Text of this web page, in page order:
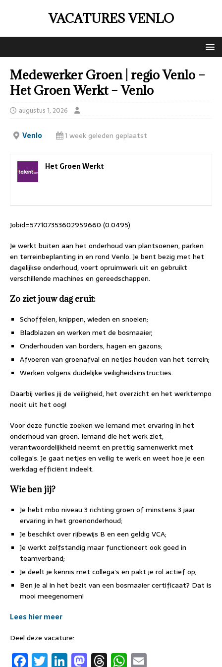
VACATURES VENLO
Medewerker Groen | regio Venlo –
Het Groen Werkt – Venlo
augustus 1, 2026
Venlo 1 week geleden geplaatst
Het Groen Werkt
Jobid=577107353602959660 (0.0495)
Je werkt buiten aan het onderhoud van plantsoenen, parken
en terreinbeplanting in en rond Venlo. Je bent bezig met het
dagelijkse onderhoud, voert opruimwerk uit en gebruikt
verschillende machines en gereedschappen.
Zo ziet jouw dag eruit:
Schoffelen, knippen, wieden en snoeien;
Bladblazen en werken met de bosmaaier;
Onderhouden van borders, hagen en gazons;
Afvoeren van groenafval en netjes houden van het terrein;
Werken volgens duidelijke veiligheidsinstructies.
Daarbij verlies jij de veiligheid, het overzicht en het werktempo
nooit uit het oog!
Voor deze functie zoeken we iemand met ervaring in het
onderhoud van groen. Iemand die het werk ziet,
verantwoordelijkheid neemt en prettig samenwerkt met
collega’s. Je gaat netjes en veilig te werk en weet hoe je een
werkdag efficiënt indeelt.
Wie ben jij?
Je hebt mbo niveau 3 richting groen of minstens 3 jaar
ervaring in het groenonderhoud;
Je beschikt over rijbewijs B en een geldig VCA;
Je werkt zelfstandig maar functioneert ook goed in
teamverband;
Je deelt je kennis met collega’s en pakt je rol actief op;
Ben je al in het bezit van een bosmaaier certificaat? Dat is
mooi meegenomen!
Lees hier meer
Deel deze vacature:
F T Li M T W